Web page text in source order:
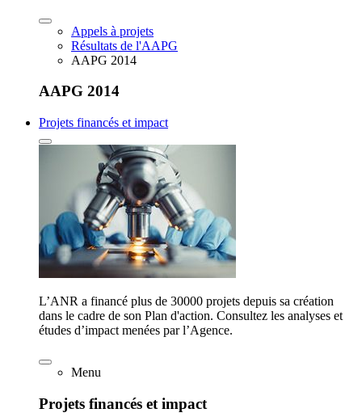
Appels à projets
Résultats de l'AAPG
AAPG 2014
AAPG 2014
Projets financés et impact
L’ANR a financé plus de 30000 projets depuis sa création
dans le cadre de son Plan d'action. Consultez les analyses et
études d’impact menées par l’Agence.
Menu
Projets financés et impact